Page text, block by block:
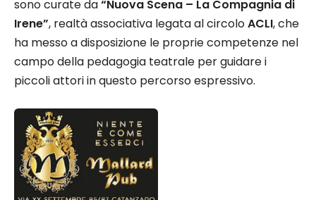
sono curate da“Nuova Scena – La Compagnia di
Irene”, realtà associativa legata al circoloACLI, che
ha messo a disposizione le proprie competenze nel
campo della pedagogia teatrale per guidare i
piccoli attori in questo percorso espressivo.